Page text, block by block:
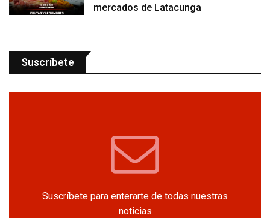
mercados de Latacunga
Suscríbete
Suscríbete para enterarte de todas nuestras
noticias